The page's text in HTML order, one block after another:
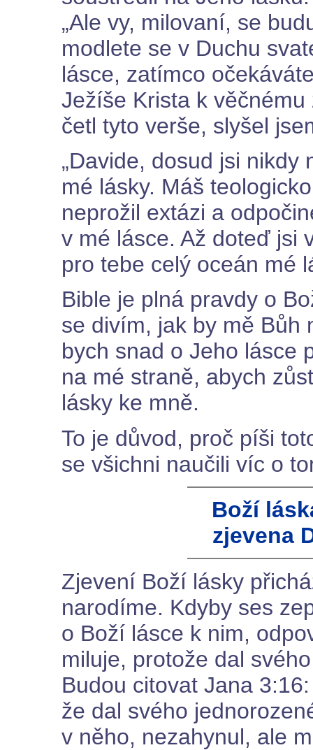
„Ale vy, milovaní, se
modlete se v Duchu
lásce, zatímco
Ježíše Krista k
četl tyto verše, slyšel
„Davide, dosud jsi nikdy
mé lásky. Máš
neprožil extázi a
v mé lásce. Až doteď jsi
pro tebe celý oceán mé
Bible je plná pravdy o
se divím, jak by mě Bůh
bych snad o Jeho lásce
na mé straně, abych
lásky ke mně.
To je důvod, proč píši
se všichni naučili víc o
Boží
zjevena
Zjevení Boží lásky
narodíme. Kdyby ses
o Boží lásce k nim,
miluje, protože dal
Budou citovat Jana
že dal svého
v něho, nezahynul, ale